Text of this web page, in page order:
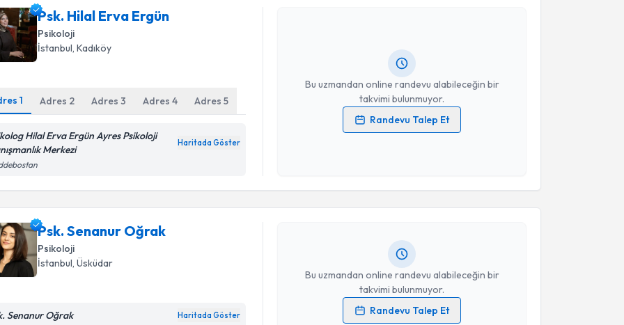
Psk. Hilal Erva Ergün
Psikoloji
İstanbul , Kadıköy
1 Adres 2 Adres3 Adres4 Adres5
Hilal Erva Ergün Ayres Psikoloji
Merkezi
Haritada Göster
Bu uzmandan online randevu alabileceğin bir
takvimi bulunmuyor.
Randevu Talep Et
Psk. Hilal Erva Ergün
Kişisel verilerimin işlenmesine ilişkinAydınlatma Metni
Takvim Talebini Gönder
Psk. Senanur Oğrak
Psikoloji
İstanbul , Üsküdar
Senanur Oğrak Haritada Göster
Bu uzmandan online randevu alabileceğin bir
takvimi bulunmuyor.
Randevu Talep Et